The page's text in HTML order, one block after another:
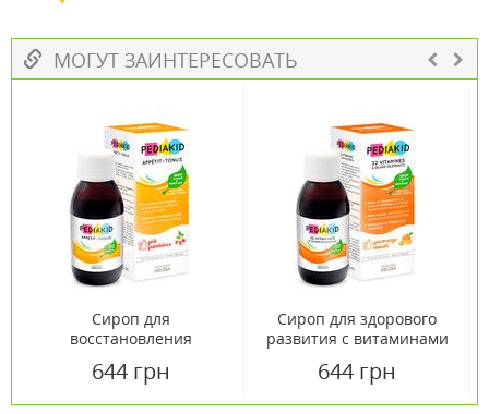
МОГУТ ЗАИНТЕРЕСОВАТЬ
Сироп для
восстановления
тонуса ТМ PEDIAKID, 125
644 грн
Сироп для здорового
развития с витаминами
PEDIAKID, 125 мл
644 грн